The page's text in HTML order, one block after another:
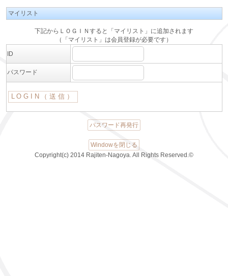
マイリスト
下記からＬＯＧＩＮすると「マイリスト」に追加されます
（「マイリスト」は会員登録が必要です）
ID
パスワード
パスワード再発行
Windowを閉じる
Copyright(c) 2014 Rajiten-Nagoya. All Rights Reserved.©